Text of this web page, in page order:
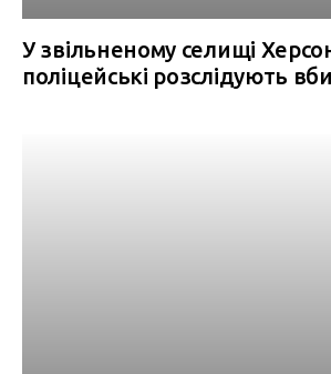
У звільненому селищі
поліцейські розслідують